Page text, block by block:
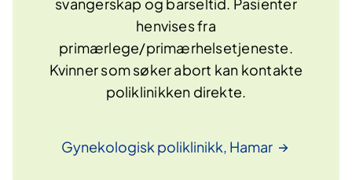
henvises fra
primærlege/primærhelsetjeneste.
Kvinner som søker abort kan kontakte
poliklinikken direkte.
Gynekologisk poliklinikk, Hamar